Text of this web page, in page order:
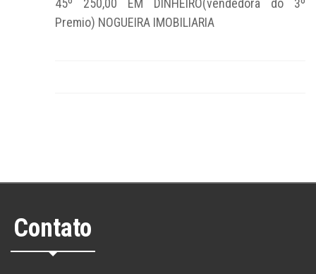
45º 250,00 EM DINHEIRO(vendedora do 3º
Premio) NOGUEIRA IMOBILIARIA
Contato